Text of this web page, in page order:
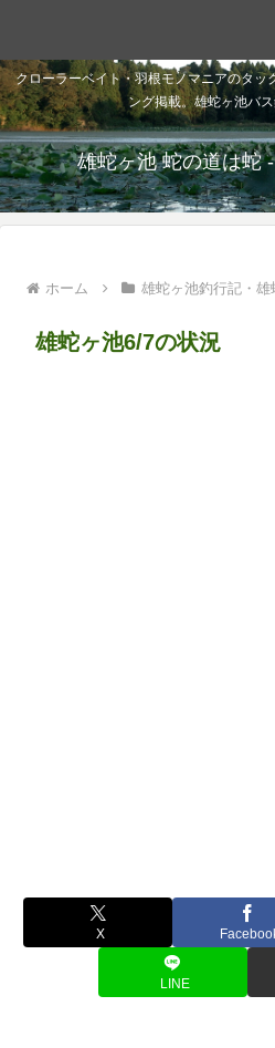
クローラーベイト・羽根モノマニアのタッ
ング掲載。雄蛇ヶ池バ
雄蛇ヶ池 蛇の道は蛇
ホーム 雄蛇ヶ池釣行記・雄
雄蛇ヶ池6/7の状況
X
LINE